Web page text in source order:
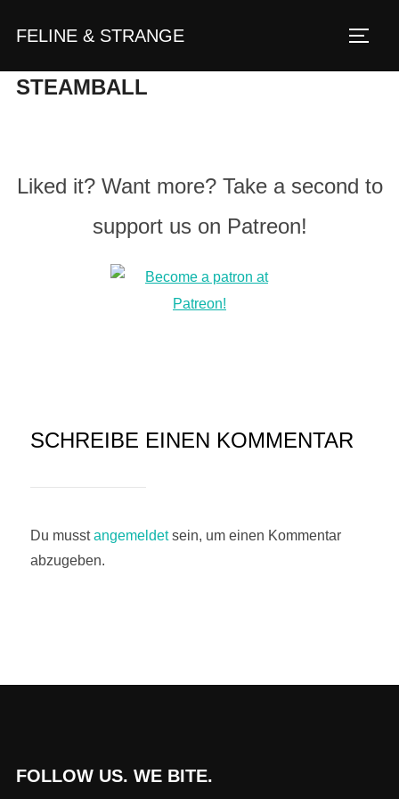
InhaltFELINE & STRANGE
STEAMBALL
Liked it? Want more? Take a second to
support us on Patreon!
SCHREIBE EINEN KOMMENTAR
Du musstangemeldetsein, um einen Kommentar
abzugeben.
FOLLOW US. WE BITE.